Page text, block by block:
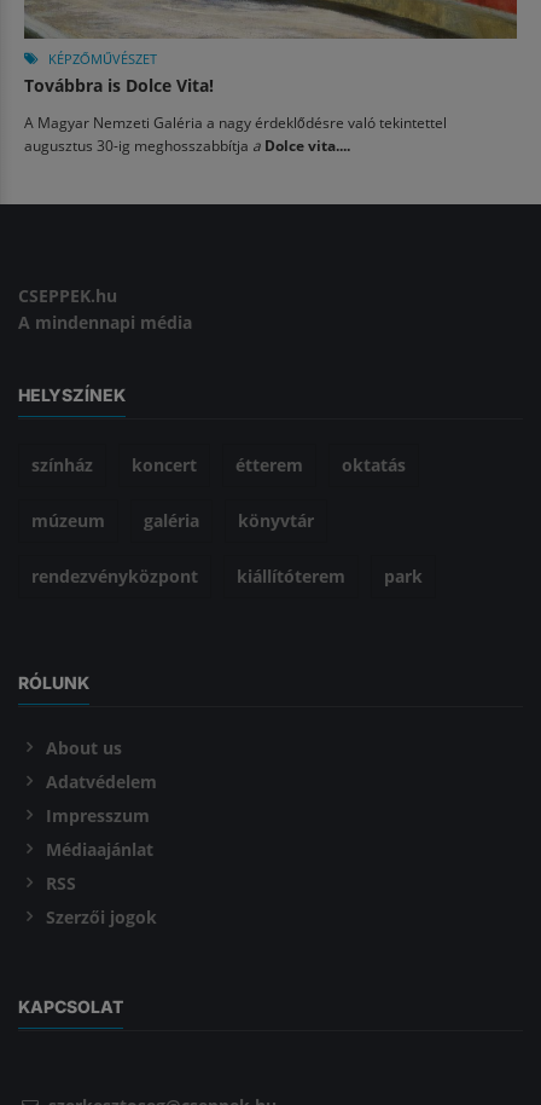
KÉPZŐMŰVÉSZET
Továbbra is Dolce Vita!
A Magyar Nemzeti Galéria a nagy érdeklődésre való tekintettel
augusztus 30-ig meghosszabbítja a Dolce vita....
CSEPPEK.hu
A mindennapi média
HELYSZÍNEK
színház koncert étterem oktatás
múzeum galéria könyvtár
rendezvényközpont kiállítóterem park
RÓLUNK
About us
Adatvédelem
Impresszum
Médiaajánlat
RSS
Szerzői jogok
KAPCSOLAT